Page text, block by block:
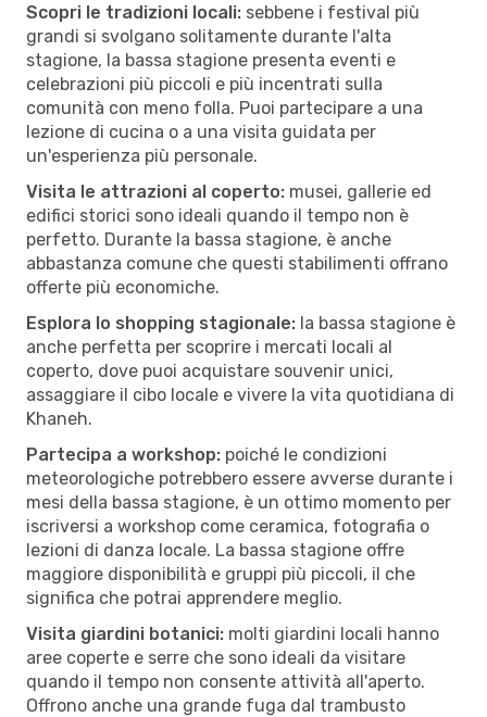
Scopri le tradizioni locali: sebbene i festival più
grandi si svolgano solitamente durante l'alta
stagione, la bassa stagione presenta eventi e
celebrazioni più piccoli e più incentrati sulla
comunità con meno folla. Puoi partecipare a una
lezione di cucina o a una visita guidata per
un'esperienza più personale.
Visita le attrazioni al coperto: musei, gallerie ed
edifici storici sono ideali quando il tempo non è
perfetto. Durante la bassa stagione, è anche
abbastanza comune che questi stabilimenti offrano
offerte più economiche.
Esplora lo shopping stagionale: la bassa stagione è
anche perfetta per scoprire i mercati locali al
coperto, dove puoi acquistare souvenir unici,
assaggiare il cibo locale e vivere la vita quotidiana di
Khaneh.
Partecipa a workshop: poiché le condizioni
meteorologiche potrebbero essere avverse durante i
mesi della bassa stagione, è un ottimo momento per
iscriversi a workshop come ceramica, fotografia o
lezioni di danza locale. La bassa stagione offre
maggiore disponibilità e gruppi più piccoli, il che
significa che potrai apprendere meglio.
Visita giardini botanici: molti giardini locali hanno
aree coperte e serre che sono ideali da visitare
quando il tempo non consente attività all'aperto.
Offrono anche una grande fuga dal trambusto